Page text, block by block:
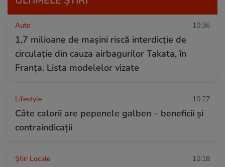
Auto 10:36
1,7 milioane de mașini riscă interdicție de
circulație din cauza airbagurilor Takata, în
Franța. Lista modelelor vizate
Lifestyle 10:27
Câte calorii are pepenele galben – beneficii și
contraindicații
Știri Locale 10:18